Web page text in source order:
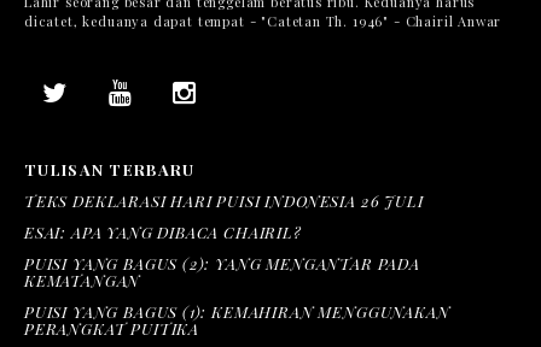
dicatet, keduanya dapat tempat - "Catetan Th. 1946" - Chairil Anwar
TULISAN TERBARU
TEKS DEKLARASI HARI PUISI INDONESIA 26 JULI
ESAI: APA YANG DIBACA CHAIRIL?
PUISI YANG BAGUS (2): YANG MENGANTAR PADA
KEMATANGAN
PUISI YANG BAGUS (1): KEMAHIRAN MENGGUNAKAN
PERANGKAT PUITIKA